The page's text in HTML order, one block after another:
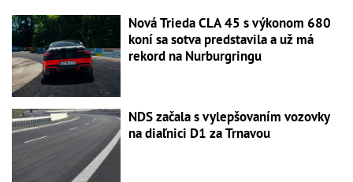
Nová Trieda CLA 45 s výkonom 680
koní sa sotva predstavila a už má
rekord na Nurburgringu
NDS začala s vylepšovaním vozovky
na diaľnici D1 za Trnavou